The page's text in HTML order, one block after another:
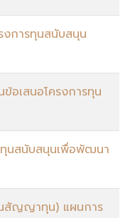
งการทุนสนับสนุน
อเสนอโครงการทุน
สนับสนุนเพื่อพัฒนา
สัญญาทุน) แผนการ